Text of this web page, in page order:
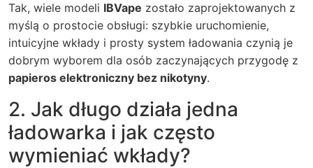
Tak, wiele modeli IBVape zostało zaprojektowanych z
myślą o prostocie obsługi: szybkie uruchomienie,
intuicyjne wkłady i prosty system ładowania czynią je
dobrym wyborem dla osób zaczynających przygodę z
papieros elektroniczny bez nikotyny.
2. Jak długo działa jedna
ładowarka i jak często
wymieniać wkłady?